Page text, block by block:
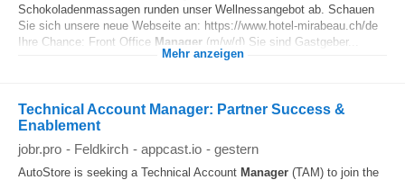
Schokoladenmassagen runden unser Wellnessangebot ab. Schauen
Sie sich unsere neue Webseite an: https://www.hotel-mirabeau.ch/de
Ihre Chance: Front Office Manager (m/w/d) Sie sind Gastgeber...
Mehr anzeigen
Technical Account Manager: Partner Success &
Enablement
jobr.pro - Feldkirch - appcast.io - gestern
AutoStore is seeking a Technical Account Manager (TAM) to join the